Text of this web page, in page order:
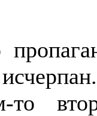
то